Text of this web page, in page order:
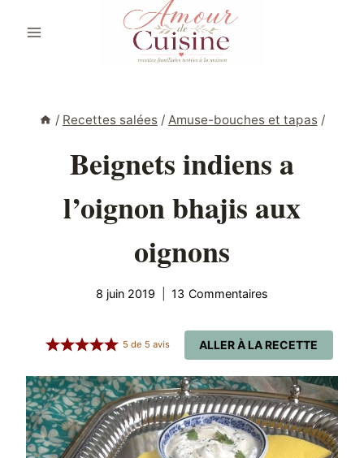
/ Recettes salées / Amuse-bouches et tapas /
Beignets indiens a
l’oignon bhajis aux
oignons
8 juin 2019 13 Commentaires
ALLER À LA RECETTE
5 de 5 avis